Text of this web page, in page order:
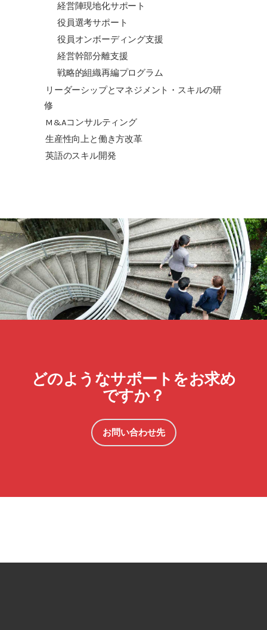
経営陣現地化サポート
役員選考サポート
役員オンボーディング支援
経営幹部分離支援
戦略的組織再編プログラム
リーダーシップとマネジメント・スキルの研
修
M&Aコンサルティング
生産性向上と働き方改革
英語のスキル開発
どのようなサポートをお求め
ですか？
お問い合わせ先